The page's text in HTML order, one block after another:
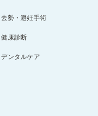
去勢・避妊手術
健康診断
デンタルケア